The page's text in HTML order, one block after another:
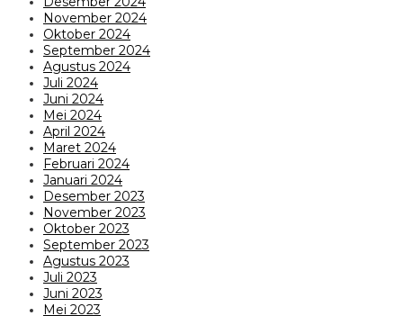
November 2024
Oktober 2024
September 2024
Agustus 2024
Juli 2024
Juni 2024
Mei 2024
April 2024
Maret 2024
Februari 2024
Januari 2024
Desember 2023
November 2023
Oktober 2023
September 2023
Agustus 2023
Juli 2023
Juni 2023
Mei 2023